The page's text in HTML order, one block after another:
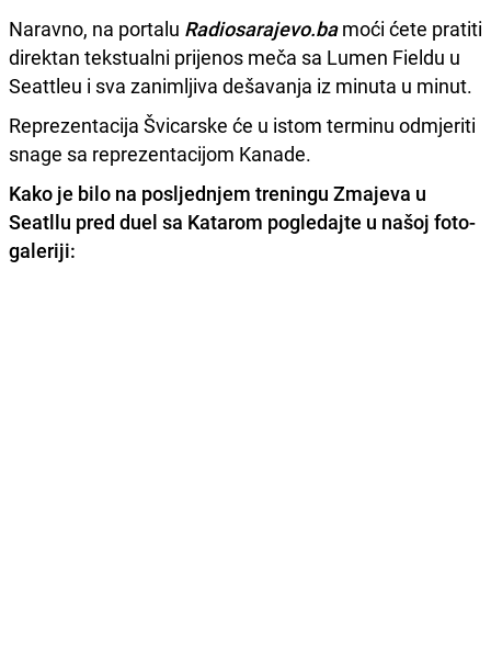
Naravno, na portalu Radiosarajevo.bamoći ćete pratiti
direktan tekstualni prijenos meča sa Lumen Fieldu u
Seattleu i sva zanimljiva dešavanja iz minuta u minut.
Reprezentacija Švicarske će u istom terminu odmjeriti
snage sa reprezentacijom Kanade.
Kako je bilo na posljednjem treningu Zmajeva u
Seatllu pred duel sa Katarom pogledajte u našoj foto-
galeriji: